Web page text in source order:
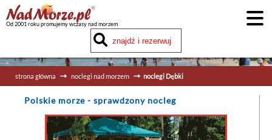
Od 2001 roku promujemy wczasy nad morzem
strona główna noclegi nad morzem noclegi Dębki
Polskie morze - sprawdzony nocleg